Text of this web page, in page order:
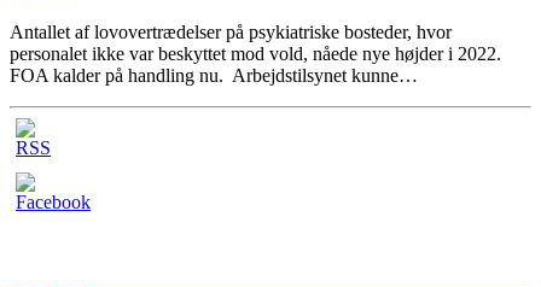
Antallet af lovovertrædelser på psykiatriske bosteder, hvor
personalet ikke var beskyttet mod vold, nåede nye højder i 2022.
FOA kalder på handling nu. Arbejdstilsynet kunne…